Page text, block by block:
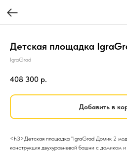
Детская площадка
IgraGrad
408 300 р.
Добавить в
<h3>Детская площадка "IgraGrad Домик 2
конструкция двухуровневой башни с домиком